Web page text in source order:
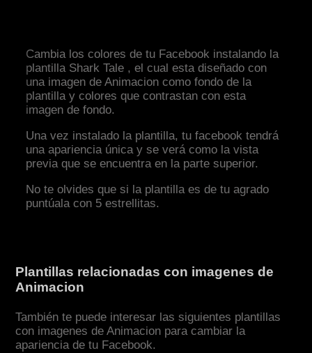
Cambia los colores de tu Facebook instalando la
plantilla Shark Tale , el cual esta diseñado con
una imagen de Animacion como fondo de la
plantilla y colores que contrastan con esta
imagen de fondo.
Una vez instalado la plantilla, tu facebook tendrá
una apariencia única y se verá como la vista
previa que se encuentra en la parte superior.
No te olvides que si la plantilla es de tu agrado
puntúala con 5 estrellitas.
Plantillas relacionadas con imagenes de
Animacion
También te puede interesar las siguientes plantillas
con imagenes de Animacion para cambiar la
apariencia de tu Facebook.